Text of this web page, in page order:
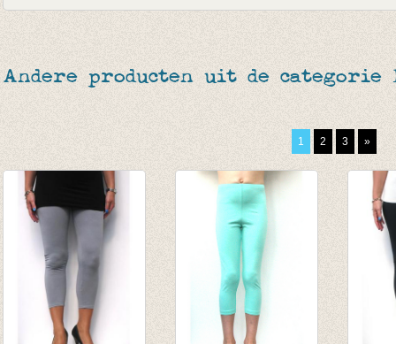
Andere producten uit de categorie
1 2 3 »